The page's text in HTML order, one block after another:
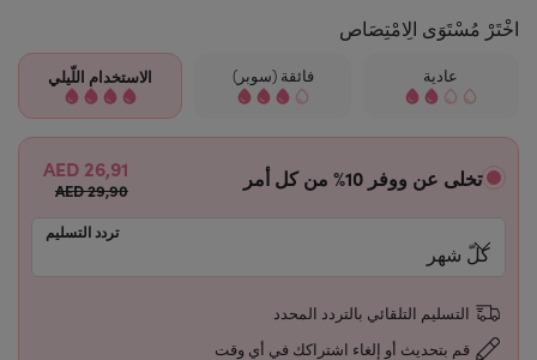
اخْتَرْ مُسْتَوَى الِامْتِصَاص
عادية فائقة (سوبر) الاستخدام اللّيلي
تخلى عن ووفر 10% من كل أمر 26,91 AED
29,90 AED
تردد التسليم
التسليم التلقائي بالتردد المحدد
قم بتحديث أو إلغاء اشتراكك في أي وقت